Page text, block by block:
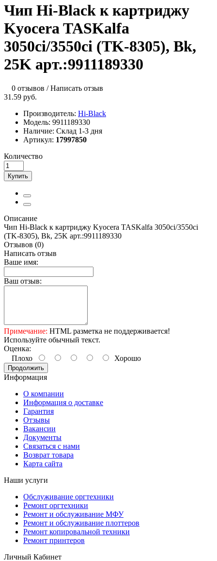
Чип Hi-Black к картриджу
Kyocera TASKalfa
3050ci/3550ci (TK-8305), Bk,
25K арт.:9911189330
0 отзывов /Написать отзыв
31.59 руб.
Производитель: Hi-Black
Модель: 9911189330
Наличие: Склад 1-3 дня
Артикул: 17997850
Количество
Купить
Описание
Чип Hi-Black к картриджу Kyocera TASKalfa 3050ci/3550ci
(TK-8305), Bk, 25K арт.:9911189330
Отзывов (0)
Написать отзыв
Ваше имя:
Ваш отзыв:
Примечание: HTML разметка не поддерживается!
Используйте обычный текст.
Оценка:
Плохо
Хорошо
Продолжить
Информация
О компании
Информация о доставке
Гарантия
Отзывы
Вакансии
Документы
Связаться с нами
Возврат товара
Карта сайта
Наши услуги
Обслуживание оргтехники
Ремонт оргтехники
Ремонт и обслуживание МФУ
Ремонт и обслуживание плоттеров
Ремонт копировальной техники
Ремонт принтеров
Личный Кабинет